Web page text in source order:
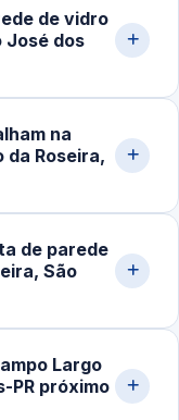
de vidro
José dos
ficam entre
mudar
na
da Roseira,
de 8mm,
o tamanho do
de parede
São
internas,
para banheiros.
Largo
PR próximo